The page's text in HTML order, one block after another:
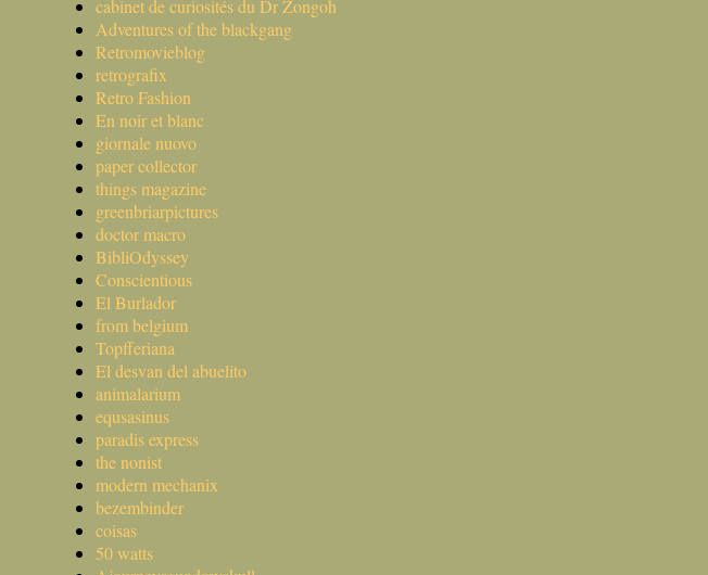
cabinet de curiosités du Dr Zongoh
Adventures of the blackgang
Retromovieblog
retrografix
Retro Fashion
En noir et blanc
giornale nuovo
paper collector
things magazine
greenbriarpictures
doctor macro
BibliOdyssey
Conscientious
El Burlador
from belgium
Topfferiana
El desvan del abuelito
animalarium
equsasinus
paradis express
the nonist
modern mechanix
bezembinder
coisas
50 watts